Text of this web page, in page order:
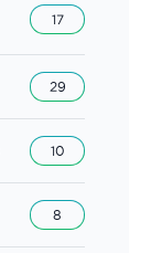
17
29
10
8